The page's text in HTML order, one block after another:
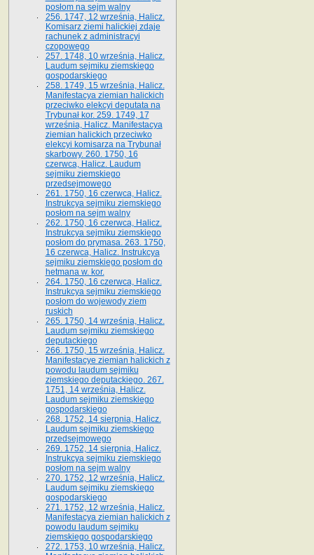
posłom na sejm walny
256. 1747, 12 września, Halicz.
Komisarz ziemi halickiej zdaje
rachunek z administracyi
czopowego
257. 1748, 10 września, Halicz.
Laudum sejmiku ziemskiego
gospodarskiego
258. 1749, 15 września, Halicz.
Manifestacya ziemian halickich
przeciwko elekcyi deputata na
Trybunał kor. 259. 1749, 17
września, Halicz. Manifestacya
ziemian halickich przeciwko
elekcyi komisarza na Trybunał
skarbowy. 260. 1750, 16
czerwca, Halicz. Laudum
sejmiku ziemskiego
przedsejmowego
261. 1750, 16 czerwca, Halicz.
Instrukcya sejmiku ziemskiego
posłom na sejm walny
262. 1750, 16 czerwca, Halicz.
Instrukcya sejmiku ziemskiego
posłom do prymasa. 263. 1750,
16 czerwca, Halicz. Instrukcya
sejmiku ziemskiego posłom do
hetmana w. kor.
264. 1750, 16 czerwca, Halicz.
Instrukcya sejmiku ziemskiego
posłom do wojewody ziem
ruskich
265. 1750, 14 września, Halicz.
Laudum sejmiku ziemskiego
deputackiego
266. 1750, 15 września, Halicz.
Manifestacye ziemian halickich z
powodu laudum sejmiku
ziemskiego deputackiego. 267.
1751, 14 września, Halicz.
Laudum sejmiku ziemskiego
gospodarskiego
268. 1752, 14 sierpnia, Halicz.
Laudum sejmiku ziemskiego
przedsejmowego
269. 1752, 14 sierpnia, Halicz.
Instrukcya sejmiku ziemskiego
posłom na sejm walny
270. 1752, 12 września, Halicz.
Laudum sejmiku ziemskiego
gospodarskiego
271. 1752, 12 września, Halicz.
Manifestacya ziemian halickich z
powodu laudum sejmiku
ziemskiego gospodarskiego
272. 1753, 10 września, Halicz.